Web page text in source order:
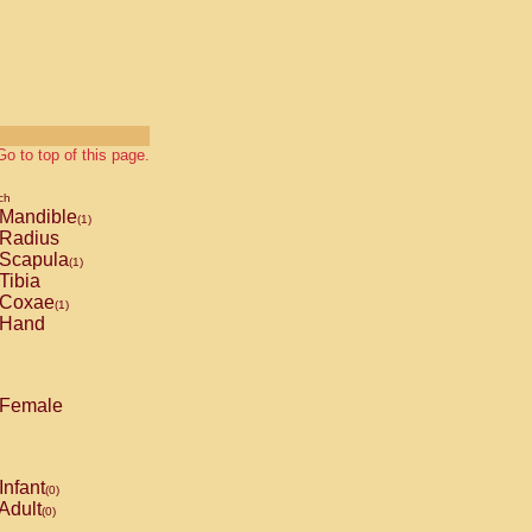
to top of this page.
Mandible(1)
Radius
Scapula(1)
Tibia
Coxae(1)
Hand
Female
Infant(0)
(0)